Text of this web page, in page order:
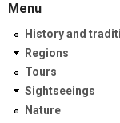
Menu
History and
Regions
Tours
Sightseeings
Nature